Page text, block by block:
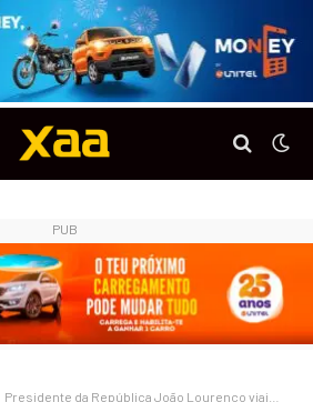
PUB
Presidente da República João Lourenço viaja para a China na próxima semana